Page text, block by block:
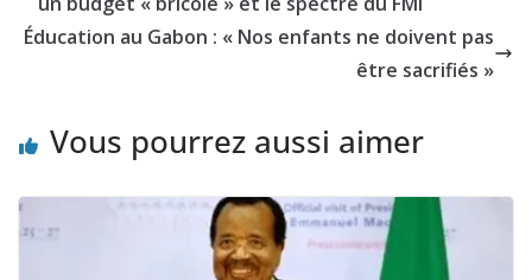
Éducation au Gabon : « Nos enfants ne doivent pas
être sacrifiés »
Vous pourrez aussi aimer